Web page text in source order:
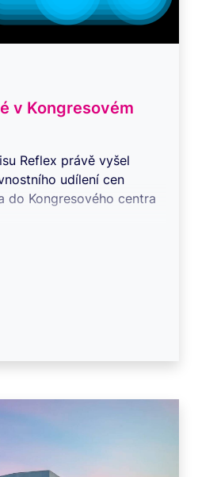
v Kongresovém
Reflex právě vyšel
udílení cen
do Kongresového centra